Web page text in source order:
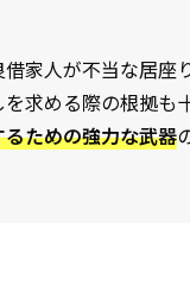
家人が不当な居座
求める際の根拠も
ための強力な武器